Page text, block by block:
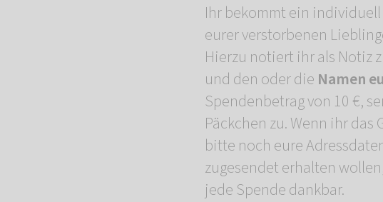
Ihr bekommt ein
eurer verstorbenen
Hierzu notiert ihr als Notiz
und den oder die Namen
Spendenbetrag von 10 €,
Päckchen zu. Wenn ihr
bitte noch eure
zugesendet erhalten
jede Spende dankbar.